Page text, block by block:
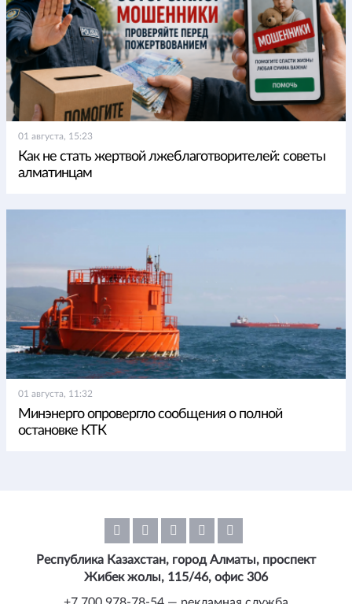
01 августа, 15:23
Как не стать жертвой лжеблаготворителей: советы
алматинцам
01 августа, 11:32
Минэнерго опровергло сообщения о полной
остановке КТК
Республика Казахстан, город Алматы, проспект
Жибек жолы, 115/46, офис 306